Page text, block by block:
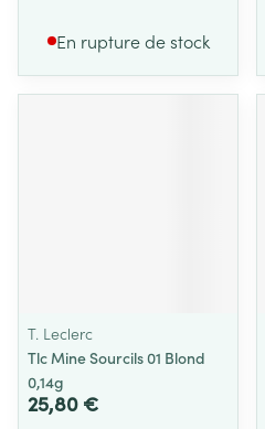
En rupture de stock
T. Leclerc
Tlc Mine Sourcils 01 Blond
0,14g
25,80 €